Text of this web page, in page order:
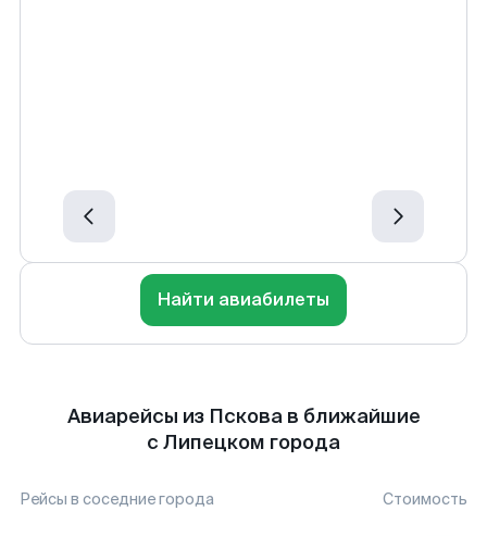
Найти авиабилеты
Авиарейсы из Пскова в ближайшие
с Липецком города
Рейсы в соседние города Стоимость